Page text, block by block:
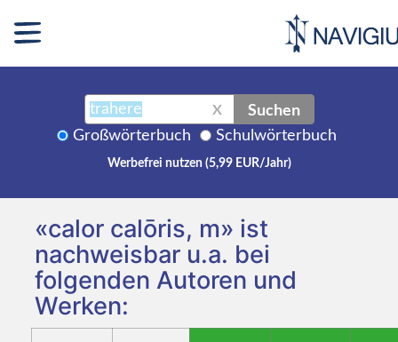
X Suchen
Großwörterbuch Schulwörterbuch
Werbefrei nutzen (5,99 EUR/Jahr)
«calor calōris, m» ist
nachweisbar u.a. bei
folgenden Autoren und
Werken: